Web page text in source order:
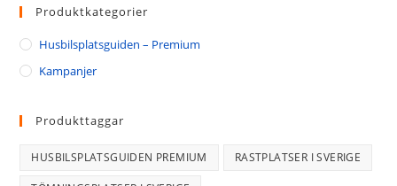
Produktkategorier
Husbilsplatsguiden – Premium
Kampanjer
Produkttaggar
HUSBILSPLATSGUIDEN PREMIUM RASTPLATSER I SVERIGE